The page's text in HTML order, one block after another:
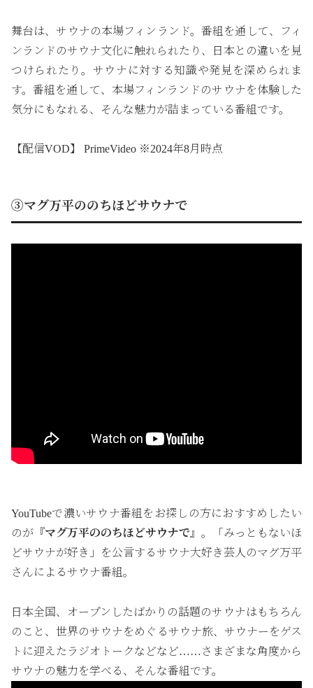
舞台は、サウナの本場フィンランド。番組を通して、フィ
ンランドのサウナ文化に触れられたり、日本との違いを見
つけられたり。サウナに対する知識や発見を深められま
す。番組を通して、本場フィンランドのサウナを体験した
気分にもなれる、そんな魅力が詰まっている番組です。
【配信VOD】 PrimeVideo ※2024年8月時点
③マグ万平ののちほどサウナで
YouTubeで濃いサウナ番組をお探しの方におすすめしたい
のが 『マグ万平ののちほどサウナで』 。「みっともないほ
どサウナが好き」を公言するサウナ大好き芸人のマグ万平
さんによるサウナ番組。
日本全国、オープンしたばかりの話題のサウナはもちろん
のこと、世界のサウナをめぐるサウナ旅、サウナーをゲス
トに迎えたラジオトークなどなど……さまざまな角度から
サウナの魅力を学べる、そんな番組です。